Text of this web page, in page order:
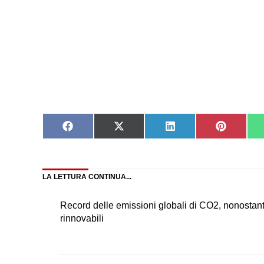
Share
on
Share
on
Share
on
Share
on
LA LETTURA CONTINUA...
Record delle emissioni globali di CO2,
rinnovabili